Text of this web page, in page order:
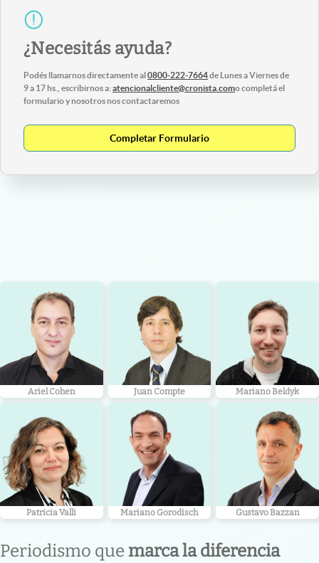
¿Necesitás ayuda?
Podés llamarnos directamente al 0800-222-7664de Lunes a Viernes de
9 a 17 hs., escribirnos a:atencionalcliente@cronista.como completá el
formulario y nosotros nos contactaremos
Completar Formulario
Ariel Cohen Juan Compte Mariano Beldyk
Patricia Valli Mariano Gorodisch Gustavo Bazzan
Periodismo que marca la diferencia